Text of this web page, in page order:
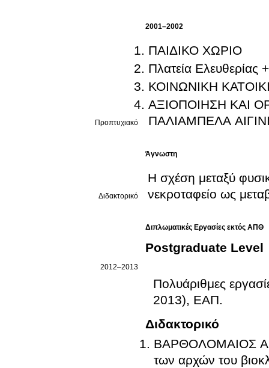
2001–2002
Προπτυχιακό
ΠΑΙΔΙΚΟ ΧΩΡΙΟ
Πλατεία Ελευθερίας
ΚΟΙΝΩΝΙΚΗ
ΑΞΙΟΠΟΙΗΣΗ ΚΑΙ
ΠΑΛΙΑΜΠΕΛΑ
Άγνωστη
Διδακτορικό
Η σχέση μεταξύ
νεκροταφείο ως
Διπλωματικές Εργασίες εκτός ΑΠΘ
Postgraduate Level
2012–2013
Πολυάριθμες
2013), ΕΑΠ.
Διδακτορικό
ΒΑΡΘΟΛΟΜΑΙΟΣ
των αρχών του